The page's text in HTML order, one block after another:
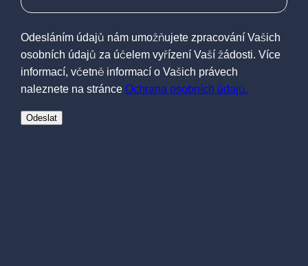
Odesláním údajů nám umožňujete zpracování Vašich
osobních údajů za účelem vyřízení Vaší žádosti. Více
informací, včetně informací o Vašich právech
naleznete na stránceOchrana osobních údajů.